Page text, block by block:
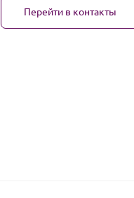
Перейти в контакты